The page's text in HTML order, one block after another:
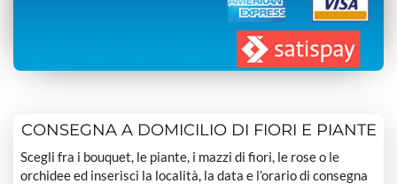
CONSEGNA A DOMICILIO DI FIORI E PIANTE
Scegli fra i bouquet, le piante, i mazzi di fiori, le rose o le
orchidee ed inserisci la località, la data e l’orario di consegna